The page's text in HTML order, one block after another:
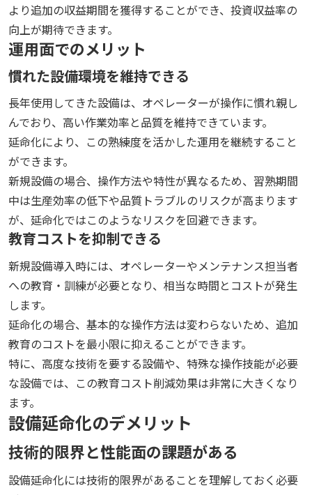
より追加の収益期間を獲得することができ、投資収益率の
向上が期待できます。
運用面でのメリット
慣れた設備環境を維持できる
長年使用してきた設備は、オペレーターが操作に慣れ親し
んでおり、高い作業効率と品質を維持できています。
延命化により、この熟練度を活かした運用を継続すること
ができます。
新規設備の場合、操作方法や特性が異なるため、習熟期間
中は生産効率の低下や品質トラブルのリスクが高まります
が、延命化ではこのようなリスクを回避できます。
教育コストを抑制できる
新規設備導入時には、オペレーターやメンテナンス担当者
への教育・訓練が必要となり、相当な時間とコストが発生
します。
延命化の場合、基本的な操作方法は変わらないため、追加
教育のコストを最小限に抑えることができます。
特に、高度な技術を要する設備や、特殊な操作技能が必要
な設備では、この教育コスト削減効果は非常に大きくなり
ます。
設備延命化のデメリット
技術的限界と性能面の課題がある
設備延命化には技術的限界があることを理解しておく必要